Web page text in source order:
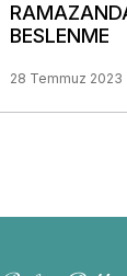
BESLENME
28 Temmuz 2023